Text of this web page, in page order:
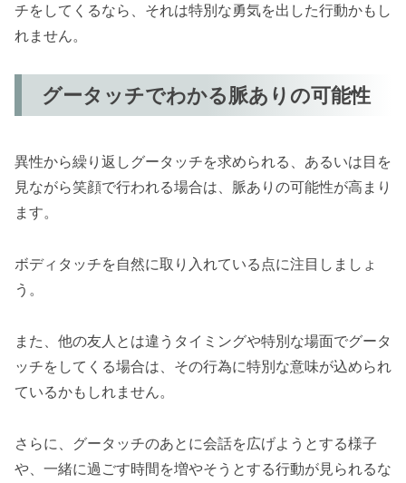
チをしてくるなら、それは特別な勇気を出した行動かもし
れません。
グータッチでわかる脈ありの可能性
異性から繰り返しグータッチを求められる、あるいは目を
見ながら笑顔で行われる場合は、脈ありの可能性が高まり
ます。
ボディタッチを自然に取り入れている点に注目しましょ
う。
また、他の友人とは違うタイミングや特別な場面でグータ
ッチをしてくる場合は、その行為に特別な意味が込められ
ているかもしれません。
さらに、グータッチのあとに会話を広げようとする様子
や、一緒に過ごす時間を増やそうとする行動が見られるな